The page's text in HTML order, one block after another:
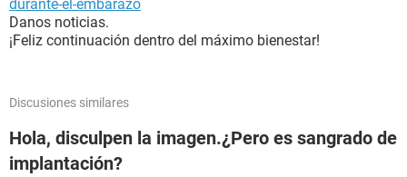
durante-el-embarazo
Danos noticias.
¡Feliz continuación dentro del máximo bienestar!
Discusiones similares
Hola, disculpen la imagen.¿Pero es sangrado de
implantación?